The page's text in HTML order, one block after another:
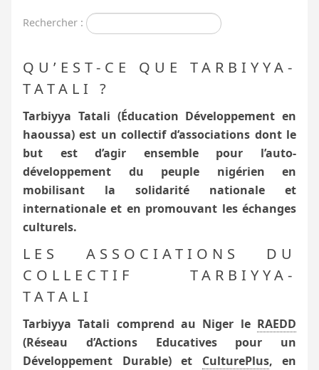
Rechercher :
QU’EST-CE QUE TARBIYYA-
TATALI
?
Tarbiyya Tatali (Éducation Développement en
haoussa) est un collectif d’associations dont le
but est d’agir ensemble pour l’auto-
développement du peuple nigérien en
mobilisant la solidarité nationale et
internationale et en promouvant les échanges
culturels.
LES ASSOCIATIONS DU
COLLECTIF TARBIYYA-
TATALI
Tarbiyya Tatali comprend au Niger le RAEDD
(Réseau d’Actions Educatives pour un
Développement Durable) et CulturePlus, en